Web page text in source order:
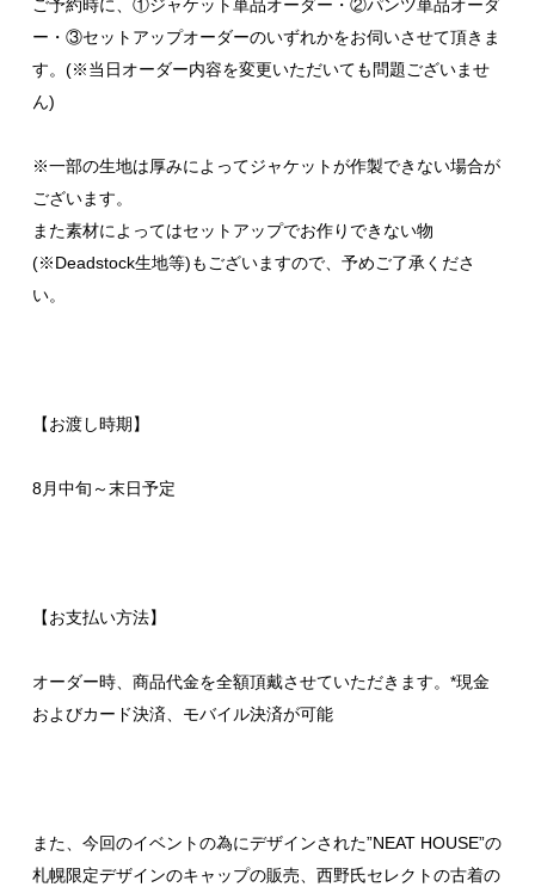
ご予約時に、①ジャケット単品オーダー・②パンツ単品オーダ
ー・③セットアップオーダーのいずれかをお伺いさせて頂きま
す。(※当日オーダー内容を変更いただいても問題ございませ
ん)
※一部の生地は厚みによってジャケットが作製できない場合が
ございます。
また素材によってはセットアップでお作りできない物
(※Deadstock生地等)もございますので、予めご了承くださ
い。
【お渡し時期】
8月中旬～末日予定
【お支払い方法】
オーダー時、商品代金を全額頂戴させていただきます。*現金
およびカード決済、モバイル決済が可能
また、今回のイベントの為にデザインされた”NEAT HOUSE”の
札幌限定デザインのキャップの販売、西野氏セレクトの古着の